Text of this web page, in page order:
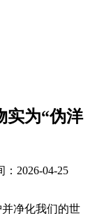
实为“伪洋
：2026-04-25
净化我们的世